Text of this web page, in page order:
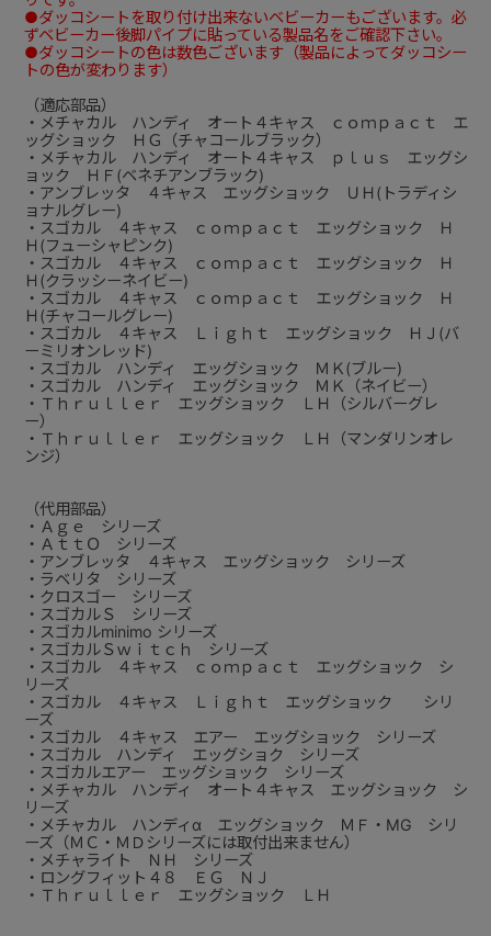
●ダッコシートを取り付け出来ないベビーカーもございます。必
ずベビーカー後脚パイプに貼っている製品名をご確認下さい。
●ダッコシートの色は数色ございます（製品によってダッコシー
トの色が変わります）
（適応部品）
・メチャカル ハンディ オート４キャス ｃｏｍｐａｃｔ エ
ッグショック ＨＧ（チャコールブラック）
・メチャカル ハンディ オート４キャス ｐｌｕｓ エッグシ
ョック ＨＦ(ベネチアンブラック)
・アンブレッタ ４キャス エッグショック ＵＨ(トラディシ
ョナルグレー)
・スゴカル ４キャス ｃｏｍｐａｃｔ エッグショック Ｈ
Ｈ(フューシャピンク)
・スゴカル ４キャス ｃｏｍｐａｃｔ エッグショック Ｈ
Ｈ(クラッシーネイビー)
・スゴカル ４キャス ｃｏｍｐａｃｔ エッグショック Ｈ
Ｈ(チャコールグレー)
・スゴカル ４キャス Ｌｉｇｈｔ エッグショック ＨＪ(バ
ーミリオンレッド)
・スゴカル ハンディ エッグショック ＭＫ(ブルー)
・スゴカル ハンディ エッグショック ＭＫ（ネイビー）
・Ｔｈｒｕｌｌｅｒ エッグショック ＬＨ（シルバーグレ
ー）
・Ｔｈｒｕｌｌｅｒ エッグショック ＬＨ（マンダリンオレ
ンジ）
（代用部品）
・Ａｇｅ シリーズ
・ＡｔｔＯ シリーズ
・アンブレッタ ４キャス エッグショック シリーズ
・ラベリタ シリーズ
・クロスゴー シリーズ
・スゴカルＳ シリーズ
・スゴカルminimo シリーズ
・スゴカルＳｗｉｔｃｈ シリーズ
・スゴカル ４キャス ｃｏｍｐａｃｔ エッグショック シ
リーズ
・スゴカル ４キャス Ｌｉｇｈｔ エッグショック シリ
ーズ
・スゴカル ４キャス エアー エッグショック シリーズ
・スゴカル ハンディ エッグショク シリーズ
・スゴカルエアー エッグショック シリーズ
・メチャカル ハンディ オート４キャス エッグショック シ
リーズ
・メチャカル ハンディα エッグショック ＭＦ・MG シリ
ーズ（ＭＣ・ＭＤシリーズには取付出来ません）
・メチャライト ＮＨ シリーズ
・ロングフィット４８ ＥＧ ＮＪ
・Ｔｈｒｕｌｌｅｒ エッグショック ＬＨ